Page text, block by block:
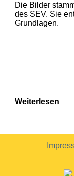
1
Die Bilder
des SEV. Sie
Grundlagen.
Weiterlesen